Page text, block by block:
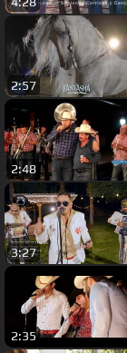
2:57
2:48
3:27
2:35